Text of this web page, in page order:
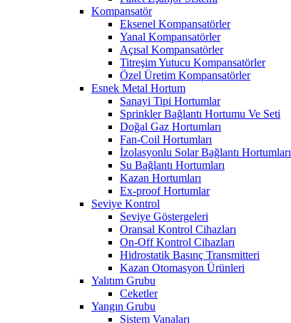
Kompansatör
Eksenel Kompansatörler
Yanal Kompansatörler
Açısal Kompansatörler
Titreşim Yutucu Kompansatörler
Özel Üretim Kompansatörler
Esnek Metal Hortum
Sanayi Tipi Hortumlar
Sprinkler Bağlantı Hortumu Ve Seti
Doğal Gaz Hortumları
Fan-Coil Hortumları
İzolasyonlu Solar Bağlantı Hortumları
Su Bağlantı Hortumları
Kazan Hortumları
Ex-proof Hortumlar
Seviye Kontrol
Seviye Göstergeleri
Oransal Kontrol Cihazları
On-Off Kontrol Cihazları
Hidrostatik Basınç Transmitteri
Kazan Otomasyon Ürünleri
Yalıtım Grubu
Ceketler
Yangın Grubu
Sistem Vanaları